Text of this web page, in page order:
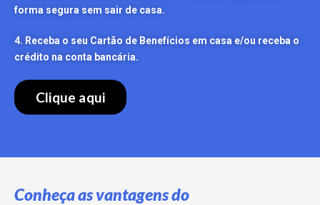
forma segura sem sair de casa.
4. Receba o seu Cartão de Benefícios em casa e/ou receba o
crédito na conta bancária.
Clique aqui
Conheça as vantagens do